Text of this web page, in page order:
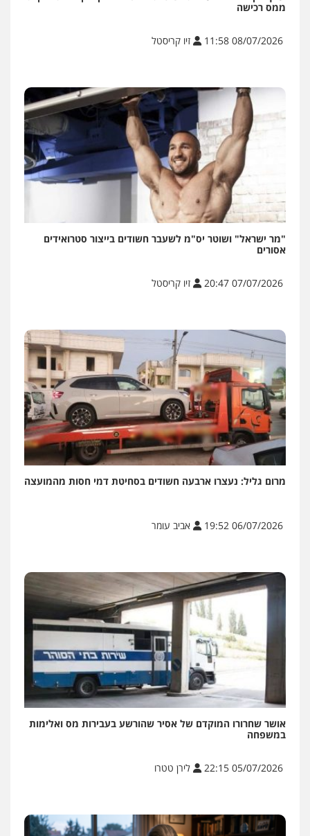
ממס רכישה
08/07/2026 11:58 זיו קריסטל
"מר ישראל" ושוטר יס"מ לשעבר חשודים בייצור סטרואידים
אסורים
07/07/2026 20:47 זיו קריסטל
מרום גליל: נעצרו ארבעה חשודים בסחיטת דמי חסות מהמועצה
06/07/2026 19:52 אביב עומר
אושר שחרורו המוקדם של אסיר שהורשע בעבירות מס ואלימות
במשפחה
05/07/2026 22:15 לירן טטרו